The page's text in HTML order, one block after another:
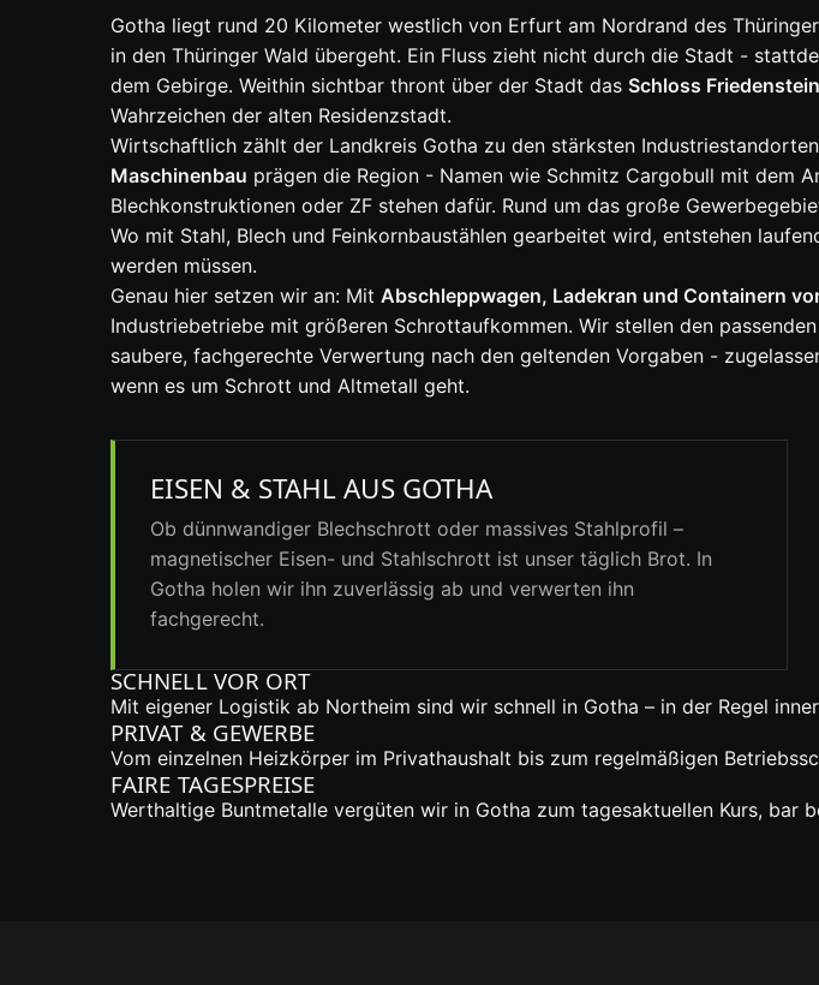
Gotha liegt rund 20 Kilometer westlich von Erfurt am Nordrand des
in den Thüringer Wald übergeht. Ein Fluss zieht nicht durch die Stadt -
dem Gebirge. Weithin sichtbar thront über der Stadt das Schloss Friedenstein
Wahrzeichen der alten Residenzstadt.
Wirtschaftlich zählt der Landkreis Gotha zu den stärksten
Maschinenbau prägen die Region - Namen wie Schmitz Cargobull mit dem
Blechkonstruktionen oder ZF stehen dafür. Rund um das große
Wo mit Stahl, Blech und Feinkornbaustählen gearbeitet wird, entstehen
werden müssen.
Genau hier setzen wir an: Mit Abschleppwagen, Ladekran und Containern
Industriebetriebe mit größeren Schrottaufkommen. Wir stellen den
saubere, fachgerechte Verwertung nach den geltenden Vorgaben -
wenn es um Schrott und Altmetall geht.
EISEN & STAHL AUS GOTHA
Ob dünnwandiger Blechschrott oder massives Stahlprofil –
magnetischer Eisen- und Stahlschrott ist unser täglich Brot. In
Gotha holen wir ihn zuverlässig ab und verwerten ihn
fachgerecht.
SCHNELL VOR ORT
Mit eigener Logistik ab Northeim sind wir schnell in Gotha – in der Regel
PRIVAT & GEWERBE
Vom einzelnen Heizkörper im Privathaushalt bis zum regelmäßigen
FAIRE TAGESPREISE
Werthaltige Buntmetalle vergüten wir in Gotha zum tagesaktuellen Kurs, bar